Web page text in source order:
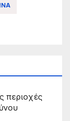
περιοχές